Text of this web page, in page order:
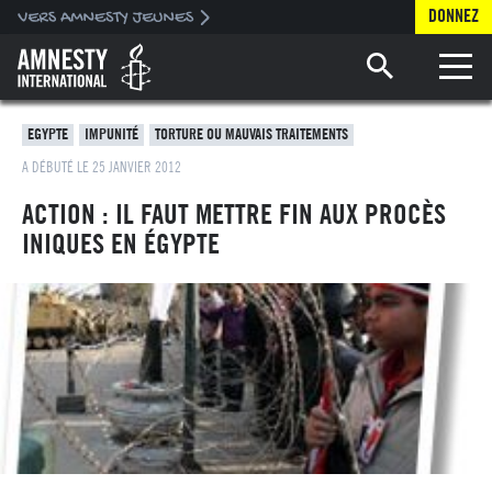
DONNEZ
EGYPTE IMPUNITÉ TORTURE OU MAUVAIS TRAITEMENTS
A DÉBUTÉ LE 25 JANVIER 2012
ACTION : IL FAUT METTRE FIN AUX PROCÈS
INIQUES EN ÉGYPTE